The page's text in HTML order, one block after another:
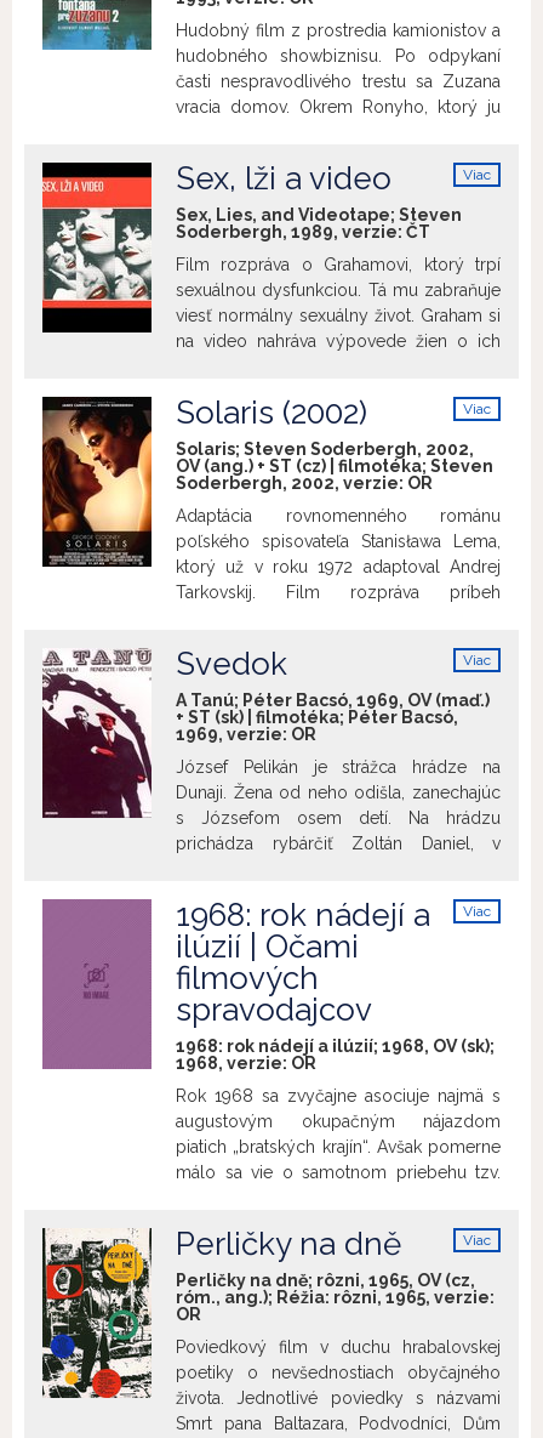
ako uniknúť zo začarovaného kruhu.
Lektorský úvod:Eva Petrželová
Hudobný film z prostredia kamionistov a
hudobného showbiznisu. Po odpykaní
časti nespravodlivého trestu sa Zuzana
vracia domov. Okrem Ronyho, ktorý ju
šoférom kamiónu a talentovaným
spevákom, jej však ponúka začiatok
nového života. Film Fontána pre Zuzanu
2 mal premiéru v kinách dňa 18. 6. 1993.
Viac
Sex, lži a video
Sex, Lies, and Videotape; Steven
Soderbergh, 1989, verzie: ČT
Film rozpráva o Grahamovi, ktorý trpí
sexuálnou dysfunkciou. Tá mu zabraňuje
viesť normálny sexuálny život. Graham si
na video nahráva výpovede žien o ich
vzťahmi medzi Ann, jej manželom
Johnom a sestrou Ann, Cynthiou...
Dlhometrážny debut Stevena
Soderbergha získal v roku 1989 Zlatú
palmu na festivale v Cannes a dodnes je
považovaný za jeden zo zásadných
príspevkov amerického nezávislého
filmu.
Viac
Solaris (2002)
Solaris; Steven Soderbergh, 2002,
OV (ang.) + ST (cz) | filmotéka; Steven
Soderbergh, 2002, verzie: OR
Adaptácia rovnomenného románu
poľského spisovateľa Stanisława Lema,
ktorý už v roku 1972 adaptoval Andrej
Tarkovskij. Film rozpráva príbeh
znepokojivý odkaz z planéty Solaris.
Kelvin sa tam vydáva a zisťuje, že
Gibarian je mŕtvy a jeho kolegovia sú
vyčerpaní a trpia paranoiou. Kelvin je
vystavený veľkému tlaku, keď sa mu
začne zjavovať jeho manželka...
Viac
Svedok
A Tanú; Péter Bacsó, 1969, OV (maď.)
+ ST (sk) | filmotéka; Péter Bacsó,
1969, verzie: OR
József Pelikán je strážca hrádze na
Dunaji. Žena od neho odišla, zanechajúc
s Józsefom osem detí. Na hrádzu
prichádza rybárčiť Zoltán Daniel, v
teraz zachráni ministra Zoltána, keď ho
vyloví z rieky. Zoltán nechá (po zápletke
s na čierno zaobstaraným mäsom)
zatknúť Józsefa, „keďže zákon platí pre
každého a pre komunistu desaťnásobne,
stonásobne“. Aj keď Józsefa prepustia na
slobodu, nebolo to poslednýkrát, čo sa
dostal do väzenia, práve naopak...
Viac
1968: rok nádejí a
ilúzií | Očami
filmových
spravodajcov
1968: rok nádejí a ilúzií; 1968, OV (sk);
1968, verzie: OR
Rok 1968 sa zvyčajne asociuje najmä s
augustovým okupačným nájazdom
piatich „bratských krajín“. Avšak pomerne
málo sa vie o samotnom priebehu tzv.
nám o tom napovie dobové filmové
spravodajstvo najmä cez stretnutie s
vysokoškolákmi a predstaviteľmi
inteligencie, zrušenie ostatných drôtov
na hraniciach či súdne rehabilitácie, ako aj
návrat k významným a dovtedy
zaznávaným osobnostiam našich dejín.
Samotná téma augustových udalostí už
Viac
Perličky na dně
Perličky na dně; rôzni, 1965, OV (cz,
róm., ang.); Réžia: rôzni, 1965, verzie:
OR
Poviedkový film v duchu hrabalovskej
poetiky o nevšednostiach obyčajného
života. Jednotlivé poviedky s názvami
Smrt pana Baltazara, Podvodníci, Dům